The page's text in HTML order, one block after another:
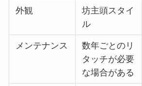
外観
坊主頭スタイ
ル
メンテナンス
数年ごとのリ
タッチが必要
な場合がある